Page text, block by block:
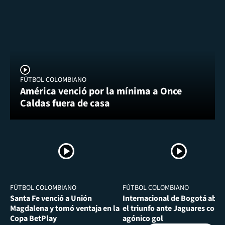
FÚTBOL COLOMBIANO
América venció por la mínima a Once
Caldas fuera de casa
FÚTBOL COLOMBIANO
Santa Fe venció a Unión
Magdalena y tomó ventaja en la
Copa BetPlay
FÚTBOL COLOMBIANO
Internacional de Bogotá
el triunfo ante Jaguares con
agónico gol